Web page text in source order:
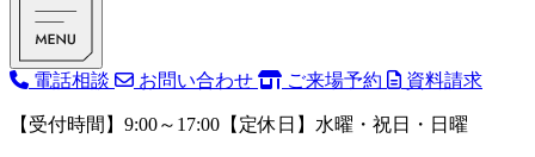
電話相談 お問い合わせ ご来場予約 資料請求
【受付時間】9:00～17:00【定休日】水曜・祝日・日曜